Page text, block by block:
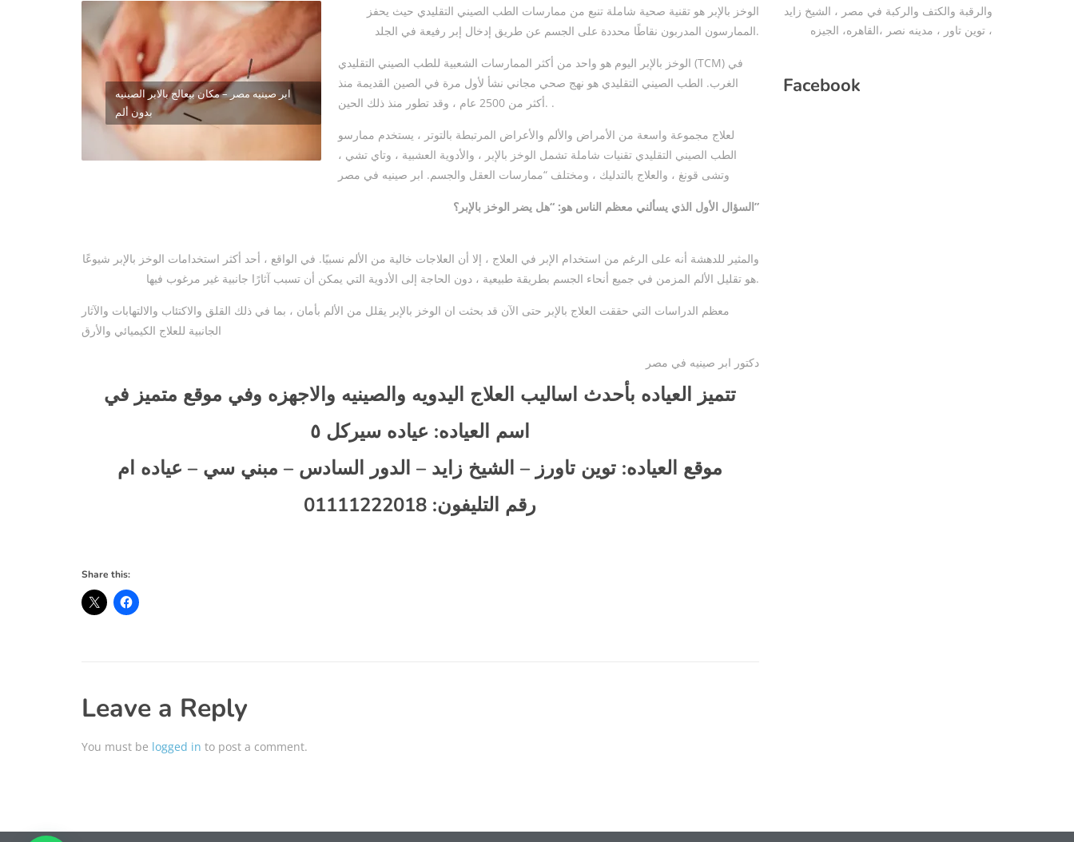
ابر صينيه مصر – مكان بيعالج بالابر الصينيه
بدون ألم
الوخز بالإبر هو تقنية صحية شاملة تنبع من ممارسات الطب الصيني التقليدي حيث يحفز
الممارسون المدربون نقاطًا محددة على الجسم عن طريق إدخال إبر رفيعة في الجلد.
الوخز بالإبر اليوم هو واحد من أكثر الممارسات الشعبية للطب الصيني التقليدي (TCM) في
الغرب. الطب الصيني التقليدي هو نهج صحي مجاني نشأ لأول مرة في الصين القديمة منذ
أكثر من 2500 عام ، وقد تطور منذ ذلك الحين. .
لعلاج مجموعة واسعة من الأمراض والألم والأعراض المرتبطة بالتوتر ، يستخدم ممارسو
الطب الصيني التقليدي تقنيات شاملة تشمل الوخز بالإبر ، والأدوية العشبية ، وتاي تشي ،
وتشى قونغ ، والعلاج بالتدليك ، ومختلف “ممارسات العقل والجسم. ابر صينيه في مصر
السؤال الأول الذي يسألني معظم الناس هو: “هل يضر الوخز بالإبر؟”
والمثير للدهشة أنه على الرغم من استخدام الإبر في العلاج ، إلا أن العلاجات خالية من الألم نسبيًا. في الواقع ، أحد أكثر استخدامات الوخز بالإبر شيوعًا
هو تقليل الألم المزمن في جميع أنحاء الجسم بطريقة طبيعية ، دون الحاجة إلى الأدوية التي يمكن أن تسبب آثارًا جانبية غير مرغوب فيها.
معظم الدراسات التي حققت العلاج بالإبر حتى الآن قد بحثت ان الوخز بالإبر يقلل من الألم بأمان ، بما في ذلك القلق والاكتئاب والالتهابات والآثار
الجانبية للعلاج الكيميائي والأرق
دكتور ابر صينيه في مصر
تتميز العياده بأحدث اساليب العلاج اليدويه والصينيه والاجهزه وفي موقع متميز في
اسم العياده: عياده سيركل ٥
موقع العياده: توين تاورز – الشيخ زايد – الدور السادس – مبني سي – عياده ام
رقم التليفون: 01111222018
Share this:
Leave a Reply
You must be logged in to post a comment.
والرقبة والكتف والركبة في مصر ، الشيخ زايد
، توين تاور ، مدينه نصر ،القاهره، الجيزه
Facebook